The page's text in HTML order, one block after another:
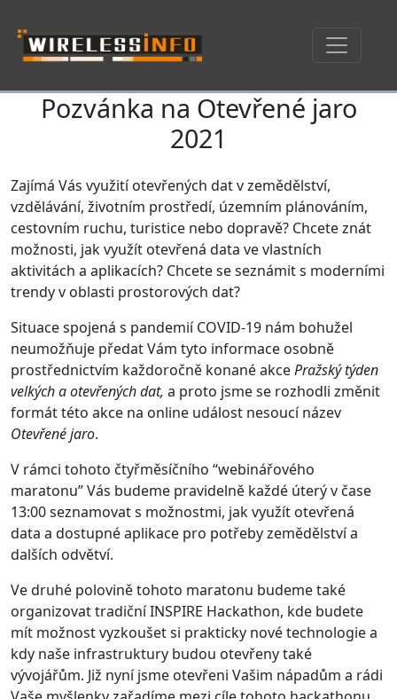
Skip navigation
Pozvánka na Otevřené jaro
2021
Zajímá Vás využití otevřených dat v zemědělství,
vzdělávání, životním prostředí, územním plánováním,
cestovním ruchu, turistice nebo dopravě? Chcete znát
možnosti, jak využít otevřená data ve vlastních
aktivitách a aplikacích? Chcete se seznámit s moderními
trendy v oblasti prostorových dat?
Situace spojená s pandemií COVID-19 nám bohužel
neumožňuje předat Vám tyto informace osobně
prostřednictvím každoročně konané akcePražský týden
velkých a otevřených dat, a proto jsme se rozhodli změnit
formát této akce na online událost nesoucí název
Otevřené jaro.
V rámci tohoto čtyřměsíčního “webinářového
maratonu” Vás budeme pravidelně každé úterý v čase
13:00 seznamovat s možnostmi, jak využít otevřená
data a dostupné aplikace pro potřeby zemědělství a
dalších odvětví.
Ve druhé polovině tohoto maratonu budeme také
organizovat tradiční INSPIRE Hackathon, kde budete
mít možnost vyzkoušet si prakticky nové technologie a
kdy naše infrastruktury budou otevřeny také
vývojářům. Již nyní jsme otevřeni Vašim nápadům a rádi